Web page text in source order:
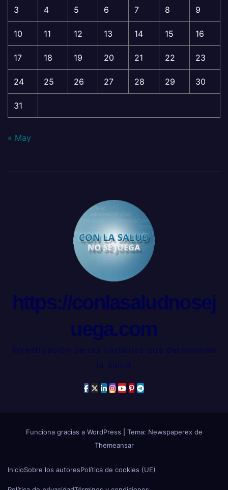
3 4 5 6 7 8 9
10 11 12 13 14 15 16
17 18 19 20 21 22 23
24 25 26 27 28 29 30
31
« May
https://conlasaludnosej
uega.com
Investigación de las variables que determinan
la salud
Funciona gracias a WordPress
Tema: Newspaperex de
Themeansar
InicioSobre los autoresPolítica de cookies (UE)